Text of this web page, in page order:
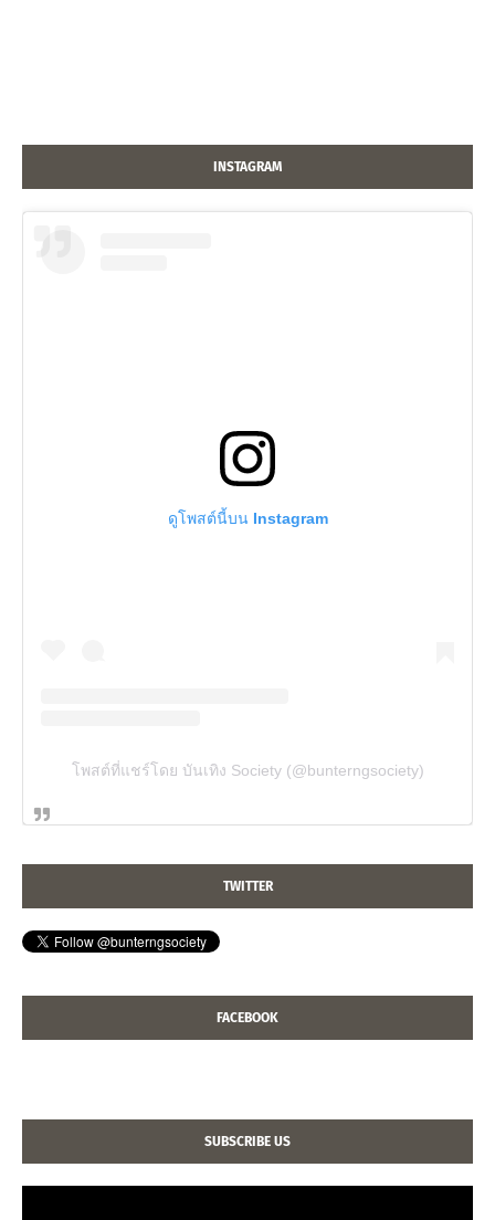
INSTAGRAM
ดูโพสต์นี้บน Instagram
โพสต์ที่แชร์โดย บันเทิง Society (@bunterngsociety)
TWITTER
FACEBOOK
SUBSCRIBE US